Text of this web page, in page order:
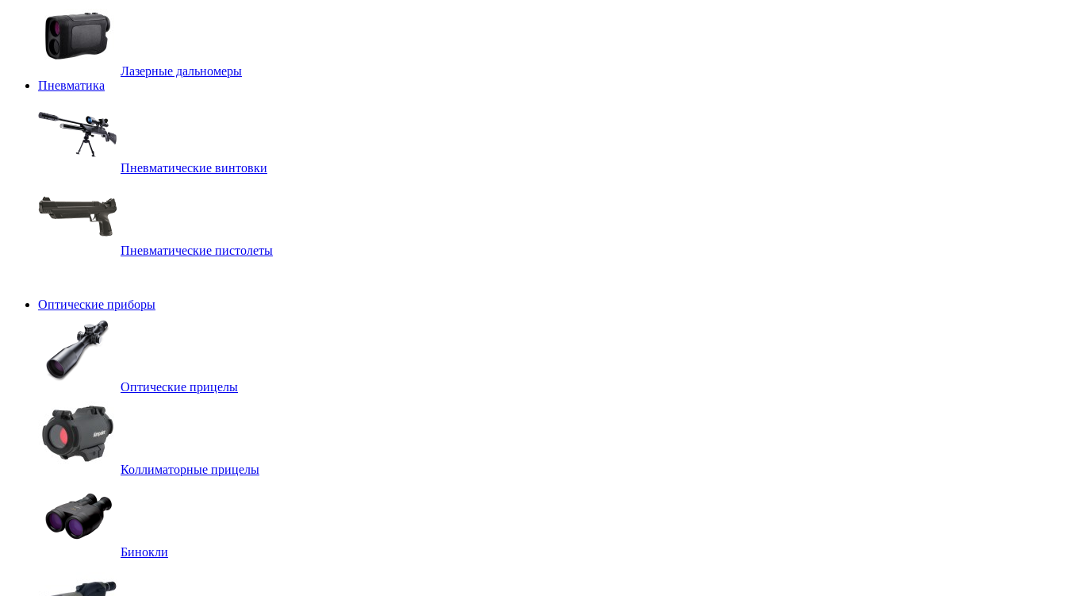
Лазерные дальномеры
Пневматика
Пневматические винтовки
Пневматические пистолеты
Оптические приборы
Оптические прицелы
Коллиматорные прицелы
Бинокли